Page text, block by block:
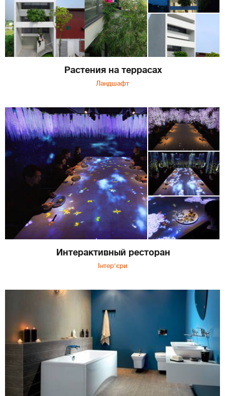
Растения на террасах
Ландшафт
Интерактивный ресторан
Інтер'єри